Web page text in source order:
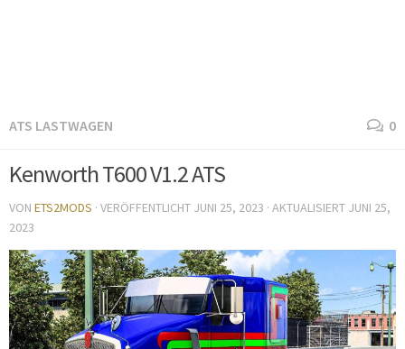
ATS LASTWAGEN 0
Kenworth T600 V1.2 ATS
VON ETS2MODS · VERÖFFENTLICHT JUNI 25, 2023 · AKTUALISIERT JUNI 25,
2023